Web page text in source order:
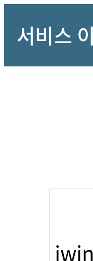
서비스